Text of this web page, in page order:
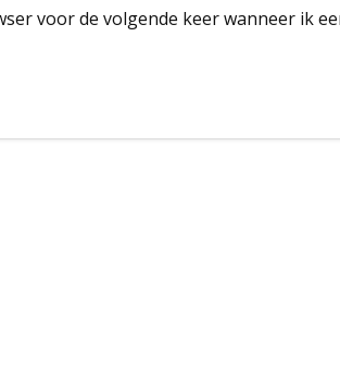
voor de volgende keer wanneer ik